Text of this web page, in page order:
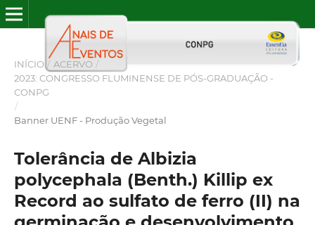
INÍCIO / ACERVO /
2023: CONGRESSO FLUMINENSE DE PÓS-GRADUAÇÃO -
CONPG
/
Banner UENF - Produção Vegetal
Tolerância de Albizia
polycephala (Benth.) Killip ex
Record ao sulfato de ferro (II) na